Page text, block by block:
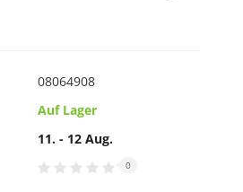
08064908
Auf Lager
11. - 12 Aug.
0